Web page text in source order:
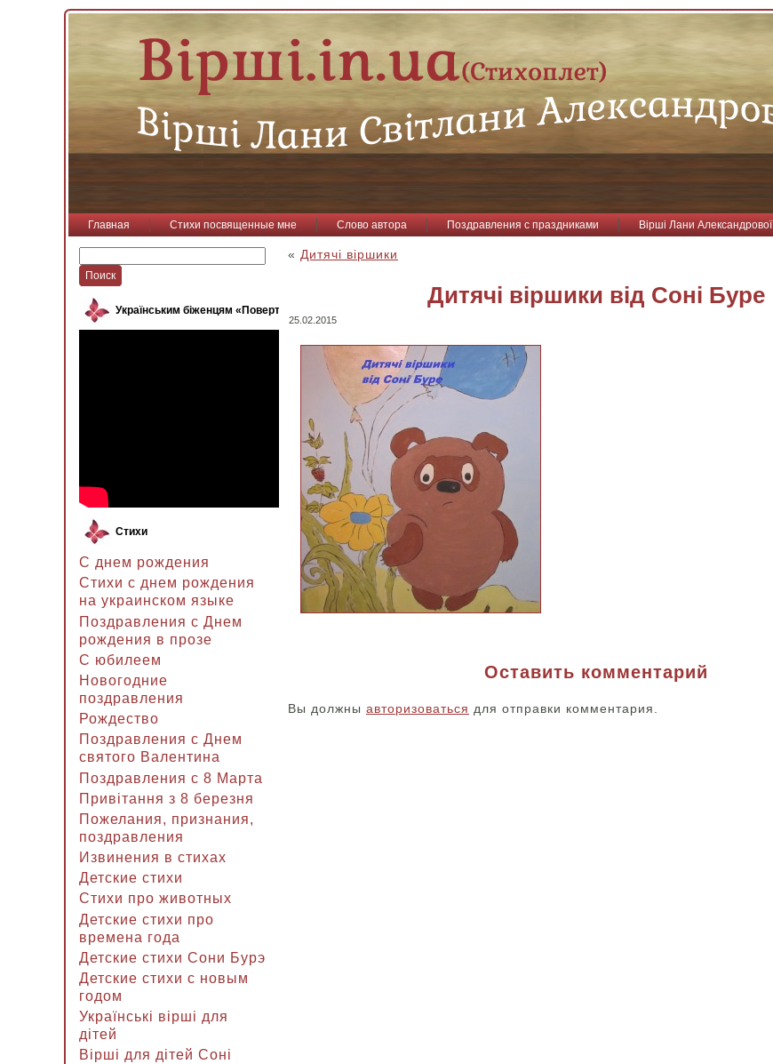
Главная Стихи посвященные мне Слово автора Поздравления с праздниками Вірші Лани Александрової
Українським біженцям «Повертайся, пташко»
Стихи
С днем рождения
Стихи с днем рождения
на украинском языке
Поздравления с Днем
рождения в прозе
C юбилеем
Новогодние
поздравления
Рождество
Поздравления с Днем
святого Валентина
Поздравления с 8 Марта
Привітання з 8 березня
Пожелания, признания,
поздравления
Извинения в стихах
Детские стихи
Стихи про животных
Детские стихи про
времена года
Детские стихи Сони Бурэ
Детские стихи с новым
годом
Українські вірші для
дітей
Вірші для дітей Соні
« Дитячі віршики
Дитячі віршики від Соні Буре
25.02.2015
Оставить комментарий
Вы должны авторизоваться для отправки комментария.